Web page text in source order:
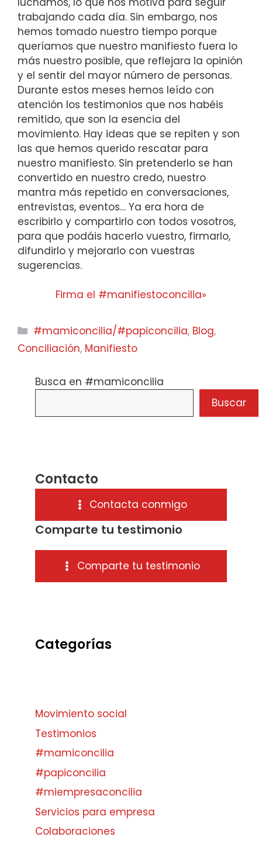
trabajando cada día. Sin embargo, nos
hemos tomado nuestro tiempo porque
queríamos que nuestro manifiesto fuera lo
más nuestro posible, que reflejara la opinión
y el sentir del mayor número de personas.
Durante estos meses hemos leído con
atención los testimonios que nos habéis
remitido, que son la esencia del
movimiento. Hay ideas que se repiten y son
las que hemos querido rescatar para
nuestro manifiesto. Sin pretenderlo se han
convertido en nuestro credo, nuestro
mantra más repetido en conversaciones,
entrevistas, eventos… Ya era hora de
escribirlo y compartirlo con todos vosotros,
para que podáis hacerlo vuestro, firmarlo,
difundirlo y mejorarlo con vuestras
sugerencias.
Firma el #manifiestoconcilia»
Categorías
#mamiconcilia/#papiconcilia, Blog,
Conciliación, Manifiesto
Busca en #mamiconcilia
Buscar
Contacto
Contacta conmigo
Comparte tu testimonio
Comparte tu testimonio
Categorías
Movimiento social
Testimonios
#mamiconcilia
#papiconcilia
#miempresaconcilia
Servicios para empresa
Colaboraciones